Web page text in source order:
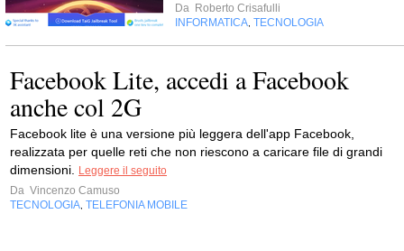
Da Roberto Crisafulli
INFORMATICA TECNOLOGIA
Facebook Lite, accedi a Facebook
anche col 2G
Facebook lite è una versione più leggera dell'app Facebook,
realizzata per quelle reti che non riescono a caricare file di grandi
dimensioni.
Leggere il seguito
Da Vincenzo Camuso
TECNOLOGIA TELEFONIA MOBILE